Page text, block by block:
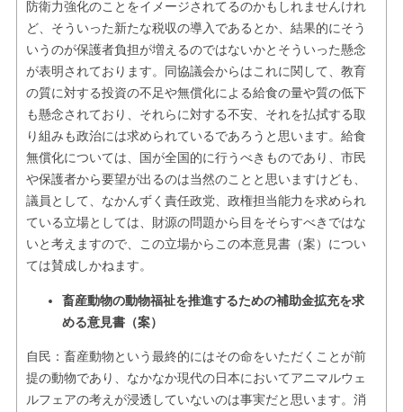
防衛力強化のことをイメージされてるのかもしれませんけれ
ど、そういった新たな税収の導入であるとか、結果的にそう
いうのが保護者負担が増えるのではないかとそういった懸念
が表明されております。同協議会からはこれに関して、教育
の質に対する投資の不足や無償化による給食の量や質の低下
も懸念されており、それらに対する不安、それを払拭する取
り組みも政治には求められているであろうと思います。給食
無償化については、国が全国的に行うべきものであり、市民
や保護者から要望が出るのは当然のことと思いますけども、
議員として、なかんずく責任政党、政権担当能力を求められ
ている立場としては、財源の問題から目をそらすべきではな
いと考えますので、この立場からこの本意見書（案）につい
ては賛成しかねます。
畜産動物の動物福祉を推進するための補助金拡充を求
める意見書（案）
自民：畜産動物という最終的にはその命をいただくことが前
提の動物であり、なかなか現代の日本においてアニマルウェ
ルフェアの考えが浸透していないのは事実だと思います。消